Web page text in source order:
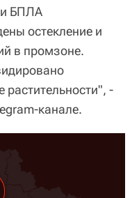
БПЛА
остекление и
в промзоне.
растительности", -
канале.